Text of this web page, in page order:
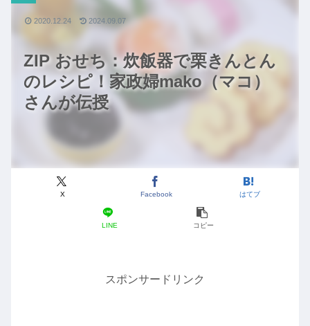
ZIP おせち：炊飯器で栗きんとん
のレシピ！家政婦mako（マコ）
さんが伝授
X Facebook はてブ
LINE コピー
2020.12.24 2024.09.07
スポンサードリンク